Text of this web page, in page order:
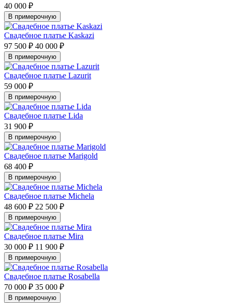
40 000 ₽
В примерочную
Свадебное платье Kaskazi
97 500 ₽ 40 000 ₽
В примерочную
Свадебное платье Lazurit
59 000 ₽
В примерочную
Свадебное платье Lida
31 900 ₽
В примерочную
Свадебное платье Marigold
68 400 ₽
В примерочную
Свадебное платье Michela
48 600 ₽ 22 500 ₽
В примерочную
Свадебное платье Mira
30 000 ₽ 11 900 ₽
В примерочную
Свадебное платье Rosabella
70 000 ₽ 35 000 ₽
В примерочную